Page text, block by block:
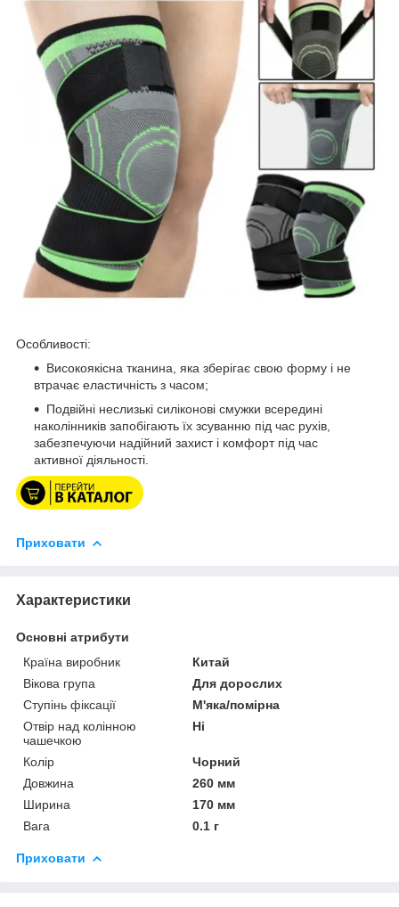
Особливості:
Високоякісна тканина, яка зберігає свою форму і не
втрачає еластичність з часом;
Подвійні неслизькі силіконові смужки всередині
наколінників запобігають їх зсуванню під час рухів,
забезпечуючи надійний захист і комфорт під час
активної діяльності.
Приховати
Характеристики
Основні атрибути
Країна виробник
Китай
Вікова група
Для дорослих
Ступінь фіксації
М'яка/помірна
Отвір над колінною
чашечкою
Ні
Колір
Чорний
Довжина
260 мм
Ширина
170 мм
Вага
0.1 г
Приховати